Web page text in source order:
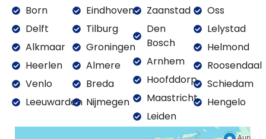
Born
Delft
Alkmaar
Heerlen
Venlo
Leeuwarden
Eindhoven
Tilburg
Groningen
Almere
Breda
Nijmegen
Zaanstad
Den
Bosch
Arnhem
Hoofddorp
Maastricht
Leiden
Oss
Lelystad
Helmond
Roosendaal
Schiedam
Hengelo